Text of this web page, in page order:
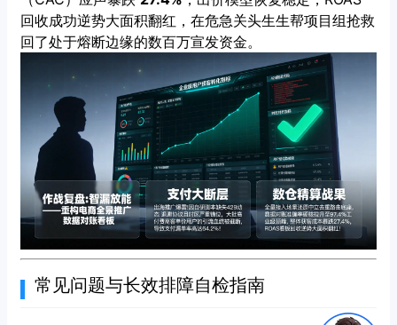
回收成功逆势大面积翻红，在危急关头生生帮项目组抢救
回了处于熔断边缘的数百万宣发资金。
常见问题与长效排障自检指南